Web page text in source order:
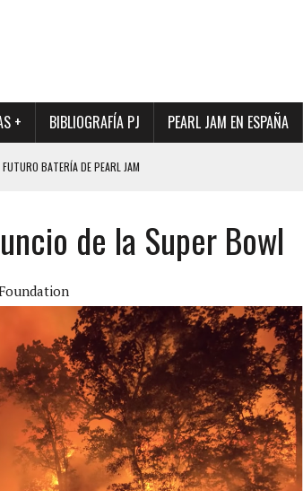
+ BIBLIOGRAFÍA PJ PEARL JAM EN ESPAÑA
BATERÍA DE PEARL JAM
90, DE NUEVO EN VINILO.
SOBRE SU FUTURA FORMACIÓN
INÉDITAS DE LA HISTORIA DE PEARL JAM
de la Super Bowl